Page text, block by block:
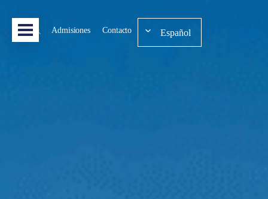
Admisiones Contacto Español